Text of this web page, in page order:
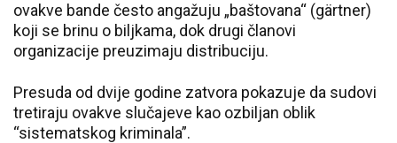
ovakve bande često angažuju „baštovana“ (gärtner)
koji se brinu o biljkama, dok drugi članovi
organizacije preuzimaju distribuciju.
Presuda od dvije godine zatvora pokazuje da sudovi
tretiraju ovakve slučajeve kao ozbiljan oblik
“sistematskog kriminala”.